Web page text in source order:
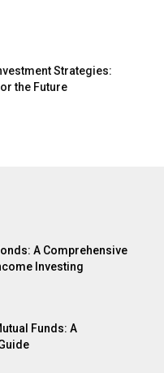
Strategies:
the Future
A Comprehensive
Investing
Funds: A